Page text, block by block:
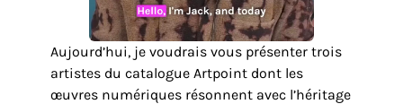
Aujourd’hui, je voudrais vous présenter trois
artistes du catalogue Artpoint dont les
œuvres numériques résonnent avec l’héritage